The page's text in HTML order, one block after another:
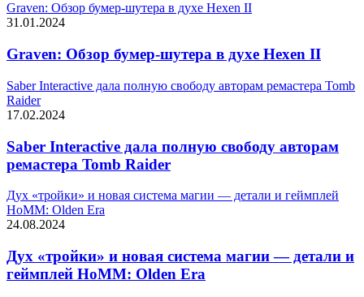
Graven: Обзор бумер-шутера в духе Hexen II
31.01.2024
Graven: Обзор бумер-шутера в духе Hexen II
Saber Interactive дала полную свободу авторам ремастера Tomb
Raider
17.02.2024
Saber Interactive дала полную свободу авторам
ремастера Tomb Raider
Дух «тройки» и новая система магии — детали и геймплей
HoMM: Olden Era
24.08.2024
Дух «тройки» и новая система магии — детали и
геймплей HoMM: Olden Era